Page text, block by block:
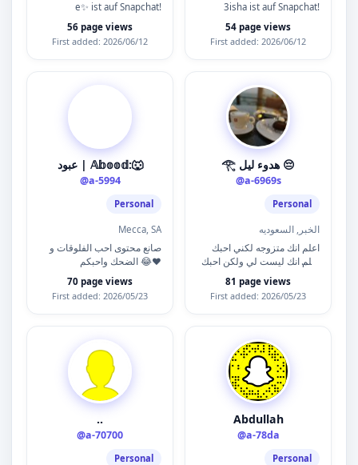
e✨ ist auf Snapchat!
56 page views
First added: 2026/06/12
3isha ist auf Snapchat!
54 page views
First added: 2026/06/12
عبود | 𝔸𝕓𝕠𝕠𝕕:🐺
@a-5994
Personal
Mecca, SA
صانع محتوى احب الفلوقات و
الضحك واحبكم 😂❤️
70 page views
First added: 2026/05/23
𓂀 هدوء ليل 😔
@a-6969s
Personal
الخبر, السعوديه
اعلم انك متزوجه لكني احبك
اعلم انك ليست لي ولكن احبك
😢 واعلم انك تتجاهلني في
81 page views
First added: 2026/05/23
..
@a-70700
Personal
Abdullah
@a-78da
Personal